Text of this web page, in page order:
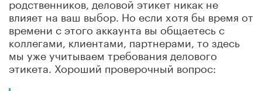
влияет на ваш выбор. Но если хотя бы время от
времени с этого аккаунта вы общаетесь с
коллегами, клиентами, партнерами, то здесь
мы уже учитываем требования делового
этикета. Хороший проверочный вопрос: